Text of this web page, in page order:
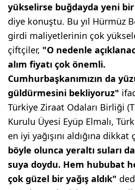
yükselirse buğdayda yeni
diye konuştu. Bu yıl Hürmüz
girdi maliyetlerinin çok
çiftçiler, "O nedenle
alım fiyatı çok önemli.
Cumhurbaşkanımızın da
güldürmesini bekliyoruz"
Türkiye Ziraat Odaları Birliği
Kurulu Üyesi Eyüp Elmalı,
en iyi yağışını aldığına dikkat
böyle olunca yeraltı suları
suya doydu. Hem hububat
çok güzel bir yağış aldık"